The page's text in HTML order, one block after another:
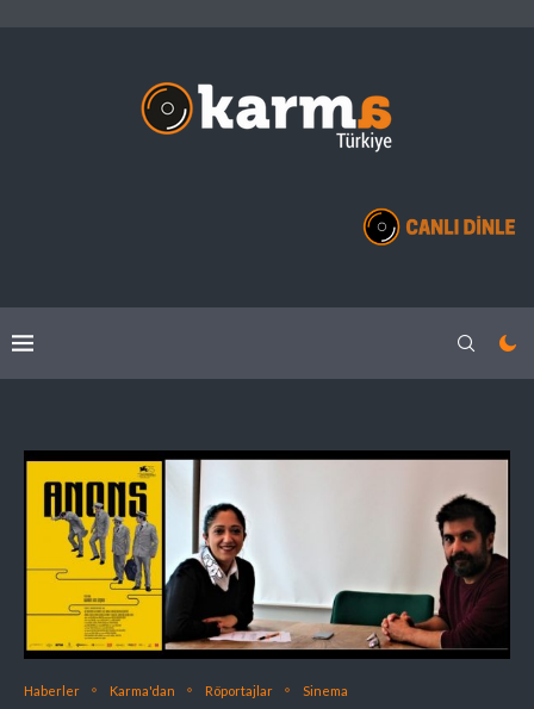
Haberler Karma'dan Röportajlar Sinema